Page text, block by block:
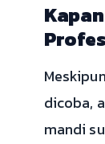
dicoba,
mandi